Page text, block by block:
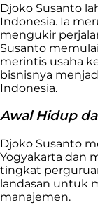
Djoko Susanto
Indonesia. Ia
mengukir
Susanto
merintis usaha
bisnisnya
Indonesia.
Awal Hidup
Djoko Susanto
Yogyakarta dan
tingkat
landasan untuk
manajemen.